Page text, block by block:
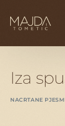
Iza
NACRTANE